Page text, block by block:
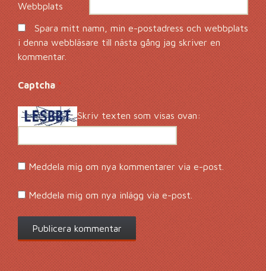
Webbplats
Spara mitt namn, min e-postadress och webbplats
i denna webbläsare till nästa gång jag skriver en
kommentar.
Captcha *
Skriv texten som visas ovan:
Meddela mig om nya kommentarer via e-post.
Meddela mig om nya inlägg via e-post.